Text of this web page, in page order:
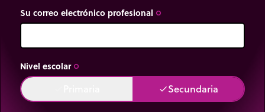
Su correo electrónico profesional trip_origin
Nivel escolar trip_origin
doneSecundaria